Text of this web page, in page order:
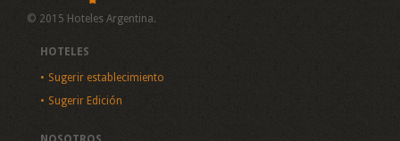
© 2015 Hoteles Argentina.
HOTELES
Sugerir establecimiento
Sugerir Edición